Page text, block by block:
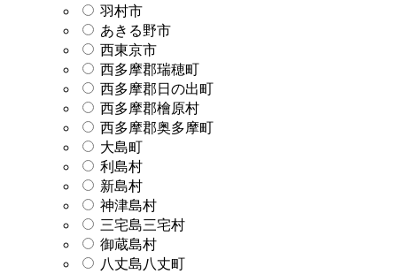
羽村市
あきる野市
西東京市
西多摩郡瑞穂町
西多摩郡日の出町
西多摩郡檜原村
西多摩郡奥多摩町
大島町
利島村
新島村
神津島村
三宅島三宅村
御蔵島村
八丈島八丈町